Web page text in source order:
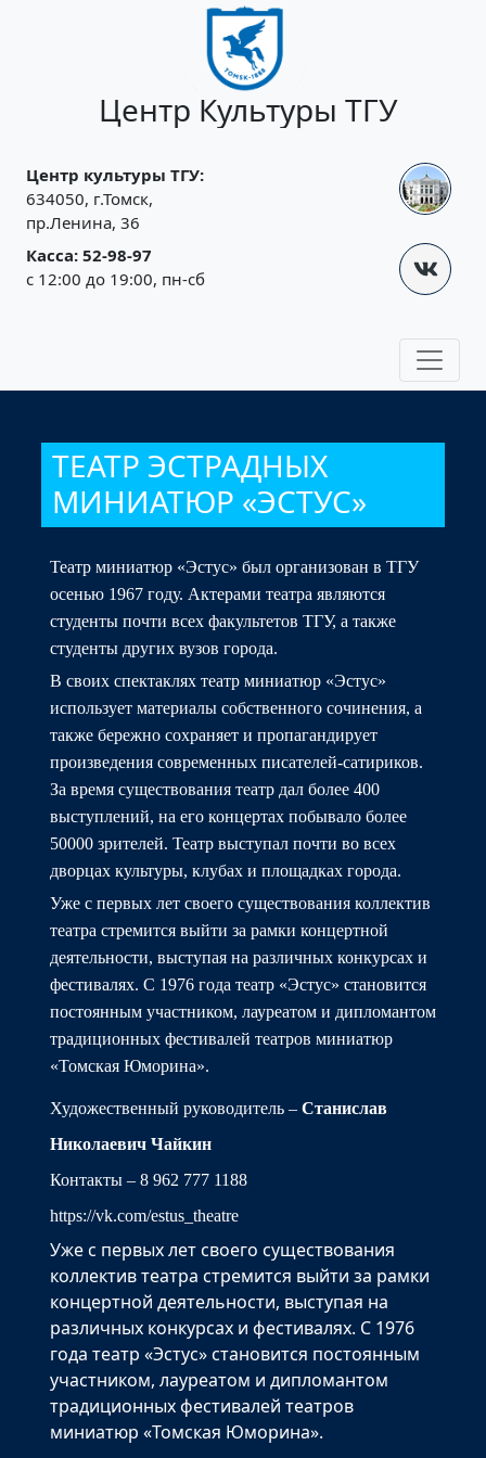
Jump to navigation
Центр Культуры ТГУ
Центр культуры ТГУ:
634050, г.Томск,
пр.Ленина, 36
Касса: 52-98-97
с 12:00 до 19:00, пн-сб
ТЕАТР ЭСТРАДНЫХ
МИНИАТЮР «ЭСТУС»
Театр миниатюр «Эстус» был организован в ТГУ
осенью 1967 году. Актерами театра являются
студенты почти всех факультетов ТГУ, а также
студенты других вузов города.
В своих спектаклях театр миниатюр «Эстус»
использует материалы собственного сочинения, а
также бережно сохраняет и пропагандирует
произведения современных писателей-сатириков.
За время существования театр дал более 400
выступлений, на его концертах побывало более
50000 зрителей. Театр выступал почти во всех
дворцах культуры, клубах и площадках города.
Уже с первых лет своего существования коллектив
театра стремится выйти за рамки концертной
деятельности, выступая на различных конкурсах и
фестивалях. С 1976 года театр «Эстус» становится
постоянным участником, лауреатом и дипломантом
традиционных фестивалей театров миниатюр
«Томская Юморина».
Художественный руководитель –Станислав
Николаевич Чайкин
Контакты – 8 962 777 1188
https://vk.com/estus_theatre
Уже с первых лет своего существования
коллектив театра стремится выйти за рамки
концертной деятельности, выступая на
различных конкурсах и фестивалях. С 1976
года театр «Эстус» становится постоянным
участником, лауреатом и дипломантом
традиционных фестивалей театров
миниатюр «Томская Юморина».